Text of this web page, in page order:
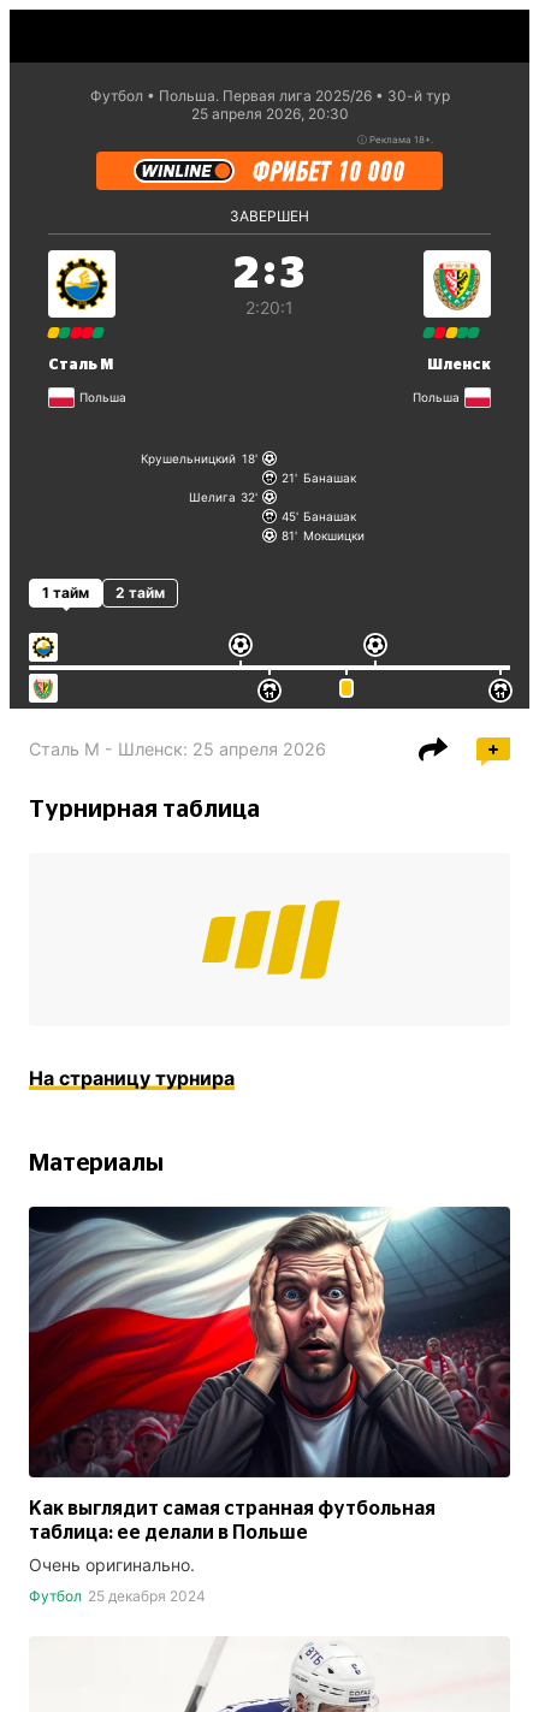
Футбол Польша. Первая лига 2025/26
30-й тур
25 апреля 2026, 20:30
ⓘ Реклама 18+.
ЗАВЕРШЕН
Сталь М
Польша
2:3
2:20:1
Шленск
Польша
Крушельницкий 18
21
Банашак
Шелига 32
45 Банашак
81
Мокшицки
1 тайм 2 тайм
Сталь М - Шленск: 25 апреля 2026
Турнирная таблица
На страницу турнира
Материалы
Как выглядит самая странная футбольная
таблица: ее делали в Польше
Очень оригинально.
Футбол 25 декабря 2024